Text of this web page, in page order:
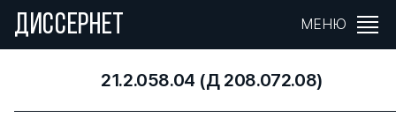
ДИССЕРНЕТ МЕНЮ
21.2.058.04 (Д 208.072.08)